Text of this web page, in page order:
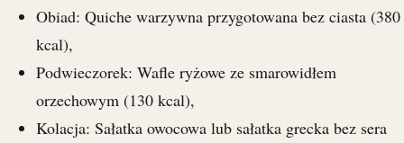
Obiad: Quiche warzywna przygotowana bez ciasta (380
kcal),
Podwieczorek: Wafle ryżowe ze smarowidłem
orzechowym (130 kcal),
Kolacja: Sałatka owocowa lub sałatka grecka bez sera